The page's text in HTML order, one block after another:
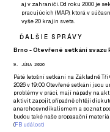
aj v zahraničí. Od roku 2000 je
pracujúcich (MAP), ktorá v
vyše 20 krajín sveta.
ĎALŠIE SPRÁVY
Brno - Otevřené setkání svazu
9. JÚNA 2026
Páté letošní setkání na Základně Tři
2026 v 19:00. Otevřené setkání
problémy v práci, mají nápady na
aktivit zapojit, případně chtějí
anarchosyndikalismem a poznat
budou také naše propagační
(FB událost)